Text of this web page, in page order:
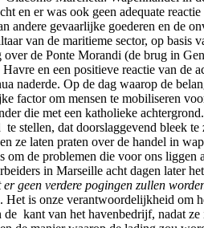
en er was ook geen adequate
andere gevaarlijke goederen en
van de maritieme sector, op
de Ponte Morandi (de brug in
en een positieve reactie van
naderde. Op de dag waarop de
factor om mensen te mobiliseren
die met een katholieke
stellen, dat doorslaggevend bleek
ze laten praten over de handel in
de problemen die voor ons
in Marseille acht dagen later
geen verdere pogingen zullen
Het is onze verantwoordelijkheid om
kant van het havenbedrijf, nadat